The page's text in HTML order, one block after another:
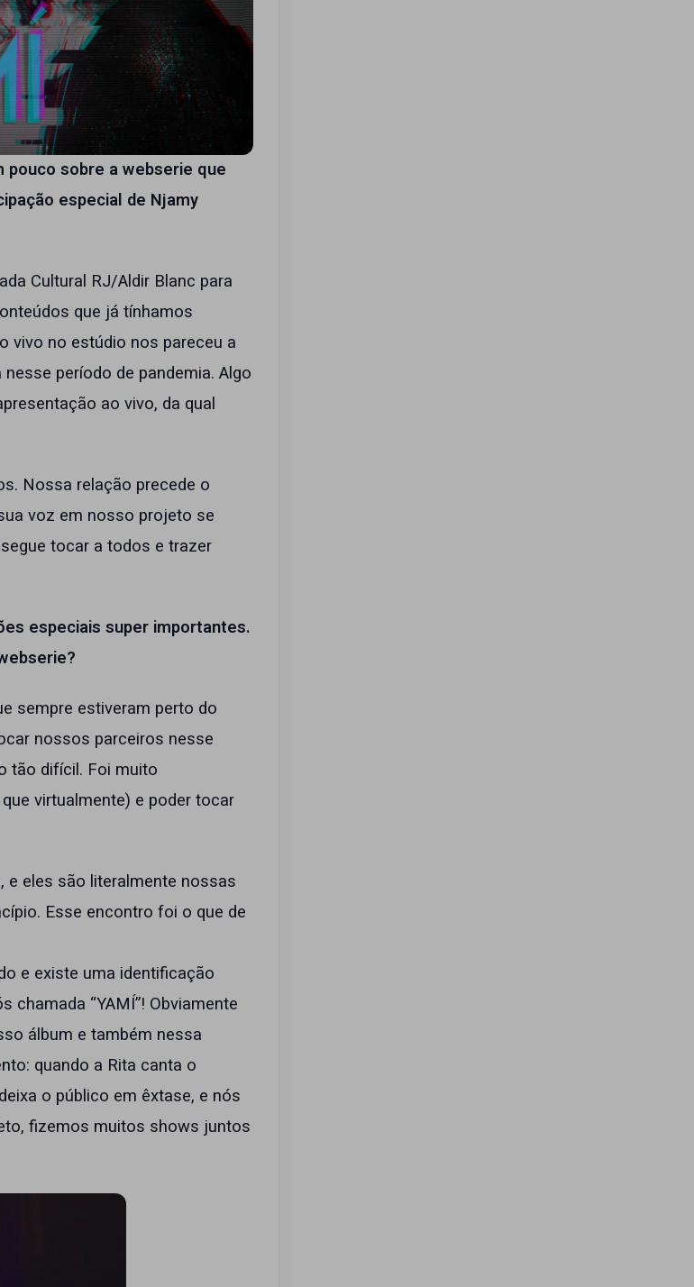
sobre a webserie que
especial de Njamy
Cultural RJ/Aldir Blanc para
que já tínhamos
vivo no estúdio nos pareceu a
período de pandemia. Algo
ao vivo, da qual
Nossa relação precede o
voz em nosso projeto se
tocar a todos e trazer
especiais super importantes.
sempre estiveram perto do
nossos parceiros nesse
tão difícil. Foi muito
virtualmente) e poder tocar
e eles são literalmente nossas
Esse encontro foi o que de
e existe uma identificação
“YAMÍ”! Obviamente
álbum e também nessa
quando a Rita canta o
o público em êxtase, e nós
fizemos muitos shows juntos